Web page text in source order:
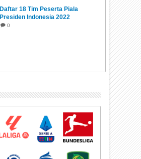
Daftar 18 Tim Peserta Piala
Presiden Indonesia 2022
0